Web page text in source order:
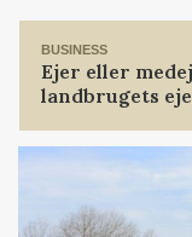
BUSINESS
Ejer eller
landbrugets